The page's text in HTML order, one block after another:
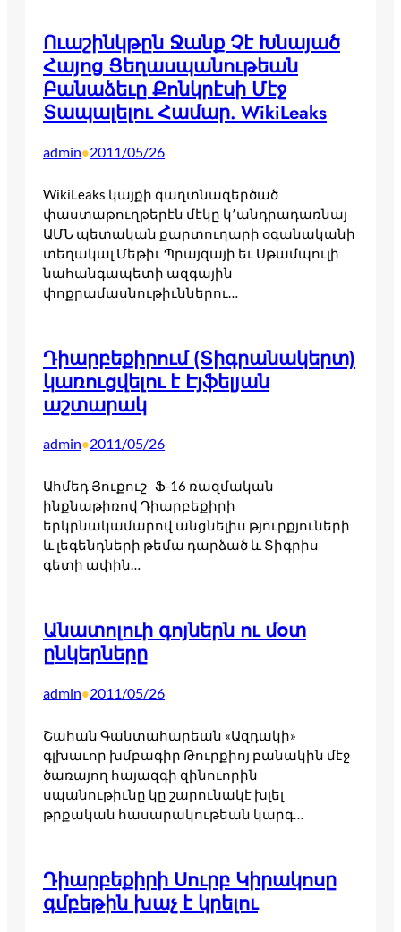
Ուաշինկթըն Ջանք Չէ Խնայած
Հայոց Ցեղասպանութեան
Բանաձեւը Քոնկրէսի Մէջ
Տապալելու Համար. WikiLeaks
admin•2011/05/26
WikiLeaks կայքի գաղտնազերծած
փաստաթուղթերէն մէկը կ՚անդրադառնայ
ԱՄՆ պետական քարտուղարի օգանականի
տեղակալ Մեթիւ Պրայզայի եւ Սթամպուլի
նահանգապետի ազգային
փոքրամասնութիւններու…
Դիարբեքիրում (Տիգրանակերտ)
կառուցվելու է Էյֆելյան
աշտարակ
admin•2011/05/26
Ահմեդ Յուքուշ Ֆ-16 ռազմական
ինքնաթիռով Դիարբեքիրի
երկրնակամարով անցնելիս թյուրքյուների
և լեգենդների թեմա դարձած և Տիգրիս
գետի ափին…
Անատոլուի գոյներն ու մօտ
ընկերները
admin•2011/05/26
Շահան Գանտահարեան «Ազդակի»
գլխաւոր խմբագիր Թուրքիոյ բանակին մէջ
ծառայող հայազգի զինուորին
սպանութիւնը կը շարունակէ խլել
թրքական հասարակութեան կարգ…
Դիարբեքիրի Սուրբ Կիրակոսը
գմբեթին խաչ է կրելու